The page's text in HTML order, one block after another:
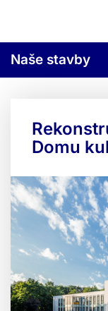
Naše stavby
Domu